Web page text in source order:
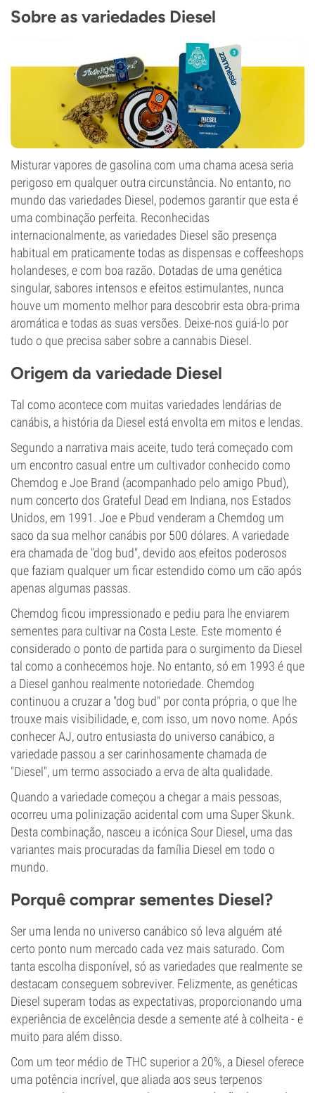
Sobre as variedades Diesel
Misturar vapores de gasolina com uma chama acesa seria
perigoso em qualquer outra circunstância. No entanto, no
mundo das variedades Diesel, podemos garantir que esta é
uma combinação perfeita. Reconhecidas
internacionalmente, as variedades Diesel são presença
habitual em praticamente todas as dispensas e coffeeshops
holandeses, e com boa razão. Dotadas de uma genética
singular, sabores intensos e efeitos estimulantes, nunca
houve um momento melhor para descobrir esta obra-prima
aromática e todas as suas versões. Deixe-nos guiá-lo por
tudo o que precisa saber sobre a cannabis Diesel.
Origem da variedade Diesel
Tal como acontece com muitas variedades lendárias de
canábis, a história da Diesel está envolta em mitos e lendas.
Segundo a narrativa mais aceite, tudo terá começado com
um encontro casual entre um cultivador conhecido como
Chemdog e Joe Brand (acompanhado pelo amigo Pbud),
num concerto dos Grateful Dead em Indiana, nos Estados
Unidos, em 1991. Joe e Pbud venderam a Chemdog um
saco da sua melhor canábis por 500 dólares. A variedade
era chamada de "dog bud", devido aos efeitos poderosos
que faziam qualquer um ficar estendido como um cão após
apenas algumas passas.
Chemdog ficou impressionado e pediu para lhe enviarem
sementes para cultivar na Costa Leste. Este momento é
considerado o ponto de partida para o surgimento da Diesel
tal como a conhecemos hoje. No entanto, só em 1993 é que
a Diesel ganhou realmente notoriedade. Chemdog
continuou a cruzar a "dog bud" por conta própria, o que lhe
trouxe mais visibilidade, e, com isso, um novo nome. Após
conhecer AJ, outro entusiasta do universo canábico, a
variedade passou a ser carinhosamente chamada de
"Diesel", um termo associado a erva de alta qualidade.
Quando a variedade começou a chegar a mais pessoas,
ocorreu uma polinização acidental com uma Super Skunk.
Desta combinação, nasceu a icónica Sour Diesel, uma das
variantes mais procuradas da família Diesel em todo o
mundo.
Porquê comprar sementes Diesel?
Ser uma lenda no universo canábico só leva alguém até
certo ponto num mercado cada vez mais saturado. Com
tanta escolha disponível, só as variedades que realmente se
destacam conseguem sobreviver. Felizmente, as genéticas
Diesel superam todas as expectativas, proporcionando uma
experiência de excelência desde a semente até à colheita - e
muito para além disso.
Com um teor médio de THC superior a 20%, a Diesel oferece
uma potência incrível, que aliada aos seus terpenos